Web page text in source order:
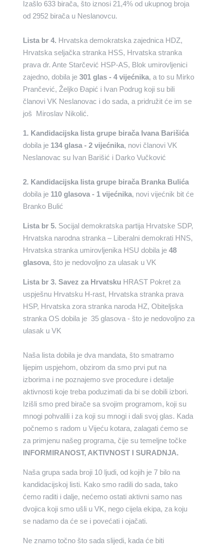
Izašlo 633 birača, što iznosi 21,4% od ukupnog broja
od 2952 birača u Neslanovcu.
Lista br 4. Hrvatska demokratska zajednica HDZ,
Hrvatska seljačka stranka HSS, Hrvatska stranka
prava dr. Ante Starčević HSP-AS, Blok umirovljenici
zajedno, dobila je 301 glas - 4 vijećnika, a to su Mirko
Prančević, Željko Đapić i Ivan Podrug koji su bili
članovi VK Neslanovac i do sada, a pridružit će im se
još Miroslav Nikolić.
1. Kandidacijska lista grupe birača Ivana Barišića
dobila je 134 glasa - 2 vijećnika, novi članovi VK
Neslanovac su Ivan Barišić i Darko Vučković
2. Kandidacijska lista grupe birača Branka Bulića
dobila je 110 glasova - 1 vijećnika, novi vijećnik bit će
Branko Bulić
Lista br 5. Socijal demokratska partija Hrvatske SDP,
Hrvatska narodna stranka – Liberalni demokrati HNS,
Hrvatska stranka umirovljenika HSU dobila je 48
glasova, što je nedovoljno za ulasak u VK
Lista br 3. Savez za Hrvatsku HRAST Pokret za
uspješnu Hrvatsku H-rast, Hrvatska stranka prava
HSP, Hrvatska zora stranka naroda HZ, Obiteljska
stranka OS dobila je 35 glasova - što je nedovoljno za
ulasak u VK
Naša lista dobila je dva mandata, što smatramo
lijepim uspjehom, obzirom da smo prvi put na
izborima i ne poznajemo sve procedure i detalje
aktivnosti koje treba poduzimati da bi se dobili izbori.
Izišli smo pred birače sa svojim programom, koji su
mnogi pohvalili i za koji su mnogi i dali svoj glas. Kada
počnemo s radom u Vijeću kotara, zalagati ćemo se
za primjenu našeg programa, čije su temeljne točke
INFORMIRANOST, AKTIVNOST I SURADNJA.
Naša grupa sada broji 10 ljudi, od kojih je 7 bilo na
kandidacijskoj listi. Kako smo radili do sada, tako
ćemo raditi i dalje, nećemo ostati aktivni samo nas
dvojica koji smo ušli u VK, nego cijela ekipa, za koju
se nadamo da će se i povećati i ojačati.
Ne znamo točno što sada slijedi, kada će biti